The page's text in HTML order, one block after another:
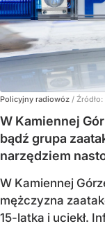
Policyjny radiowóz / Źródło:
W Kamiennej
bądź grupa
narzędziem
W Kamiennej
mężczyzna
15-latka i uciekł.